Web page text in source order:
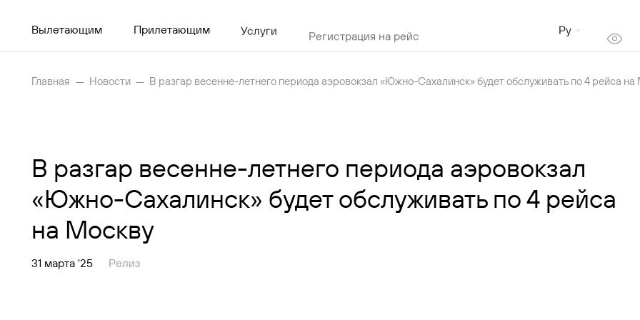
Вылетающим Прилетающим Услуги Регистрация на рейс Ру
Прилетающим
Услуги
Как добраться
Аэропорт
Главная Новости В разгар весенне-летнего периода аэровокзал «Южно-Сахалинск» будет обслуживать по 4 рейса
В разгар весенне-летнего периода аэровокзал
«Южно-Сахалинск» будет обслуживать по 4 рейса
на Москву
31 марта '25 Релиз